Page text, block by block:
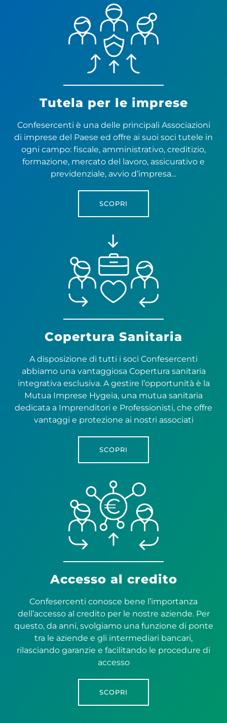
Tutela per le imprese
Confesercenti è una delle principali Associazioni
di imprese del Paese ed offre ai suoi soci tutele in
ogni campo: fiscale, amministrativo, creditizio,
formazione, mercato del lavoro, assicurativo e
previdenziale, avvio d’impresa…
SCOPRI
Copertura Sanitaria
A disposizione di tutti i soci Confesercenti
abbiamo una vantaggiosa Copertura sanitaria
integrativa esclusiva. A gestire l’opportunità è la
Mutua Imprese Hygeia, una mutua sanitaria
dedicata a Imprenditori e Professionisti, che offre
vantaggi e protezione ai nostri associati
SCOPRI
Accesso al credito
Confesercenti conosce bene l’importanza
dell’accesso al credito per le nostre aziende. Per
questo, da anni, svolgiamo una funzione di ponte
tra le aziende e gli intermediari bancari,
rilasciando garanzie e facilitando le procedure di
accesso
SCOPRI